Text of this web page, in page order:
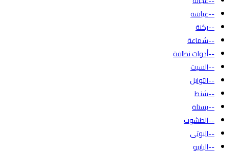
--عياشة
--ركنة
--شماعة
--أدوات نظافة
--السبت
--التوابل
--شنط
--بستلة
--الطشوت
--البوتى
--البانيو